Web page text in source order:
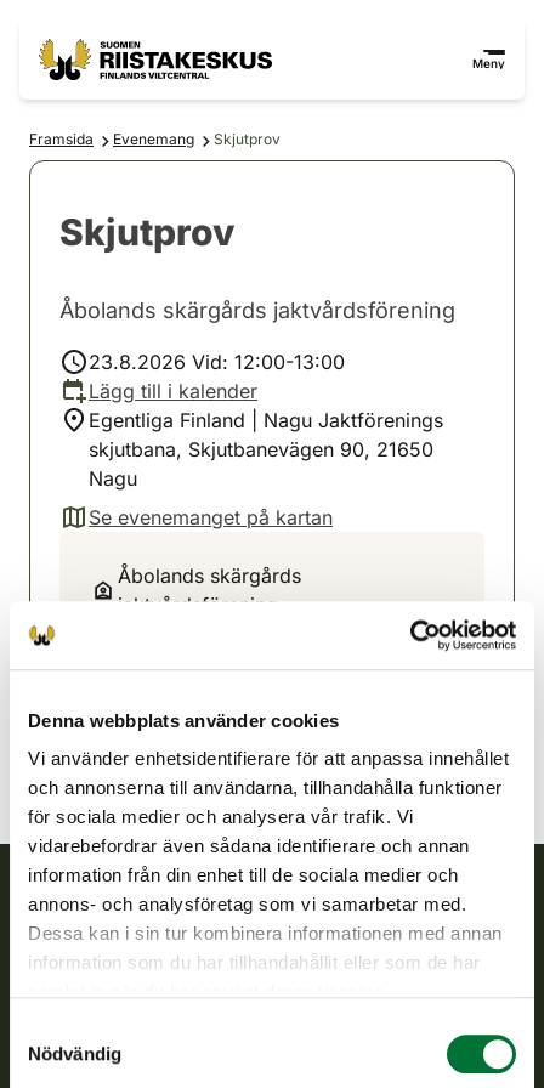
Denna webbplats använder cookies
Vi använder enhetsidentifierare för att anpassa innehållet
och annonserna till användarna, tillhandahålla funktioner
för sociala medier och analysera vår trafik. Vi
vidarebefordrar även sådana identifierare och annan
information från din enhet till de sociala medier och
annons- och analysföretag som vi samarbetar med.
Dessa kan i sin tur kombinera informationen med annan
information som du har tillhandahållit eller som de har
Nödvändig
Meny
Framsida Evenemang Skjutprov
Skjutprov
Åbolands skärgårds jaktvårdsförening
23.8.2026 Vid: 12:00-13:00
Lägg till i kalender
Egentliga Finland | Nagu Jaktförenings
skjutbana, Skjutbanevägen 90, 21650
Nagu
Se evenemanget på kartan
(avautuu uuteen välilehteen)
Åbolands skärgårds
jaktvårdsförening
Finlands viltcentral
verkställs och svarar för de offentliga förvaltningsuppgifter
som föreskrivs.